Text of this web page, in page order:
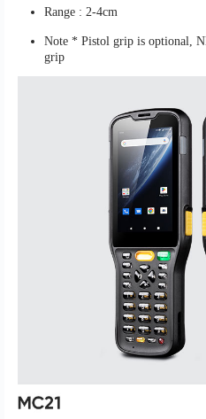
Range : 2-4cm
Note * Pistol grip is optional,
grip